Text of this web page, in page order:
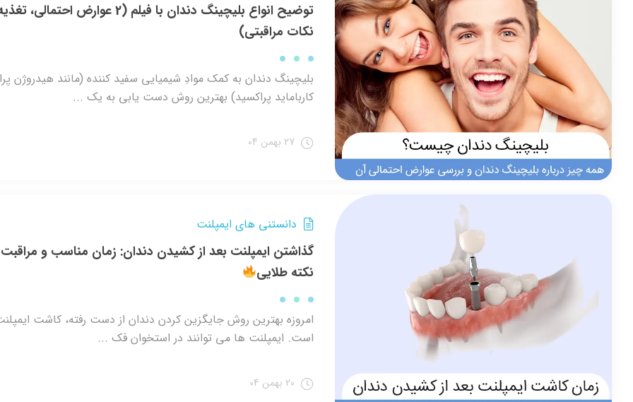
توضیح انواع بلیچینگ دندان با فیلم (2 عوارض احتمالی،
نکات مراقبتی)
بلیچینگ دندان به کمک موادِ شیمیایی سفید کننده (مانند هیدروژن
کارباماید پراکسید) بهترین روش دست یابی به یک ...
دانستنی های ایمپلنت
نکته طلایی
امروزه بهترین روش جایگزین کردن دندان از دست رفته، کاشت
است. ایمپلنت ها می توانند در استخوان فک ...